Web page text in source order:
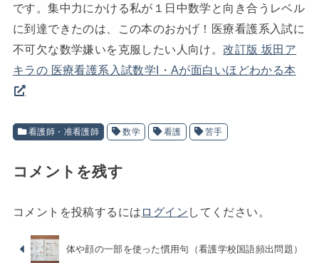
です。集中力にかける私が１日中数学と向き合うレベル
に到達できたのは、この本のおかげ！医療看護系入試に
不可欠な数学嫌いを克服したい人向け。改訂版 坂田ア
キラの 医療看護系入試数学I・Aが面白いほどわかる本
看護師・准看護師 数学 看護 苦手
コメントを残す
コメントを投稿するには ログイン してください。
体や顔の一部を使った慣用句（看護学校国語頻出問題）